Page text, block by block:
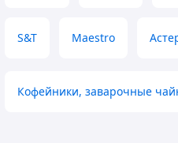
S&T Maestro
Кофейники, заварочные